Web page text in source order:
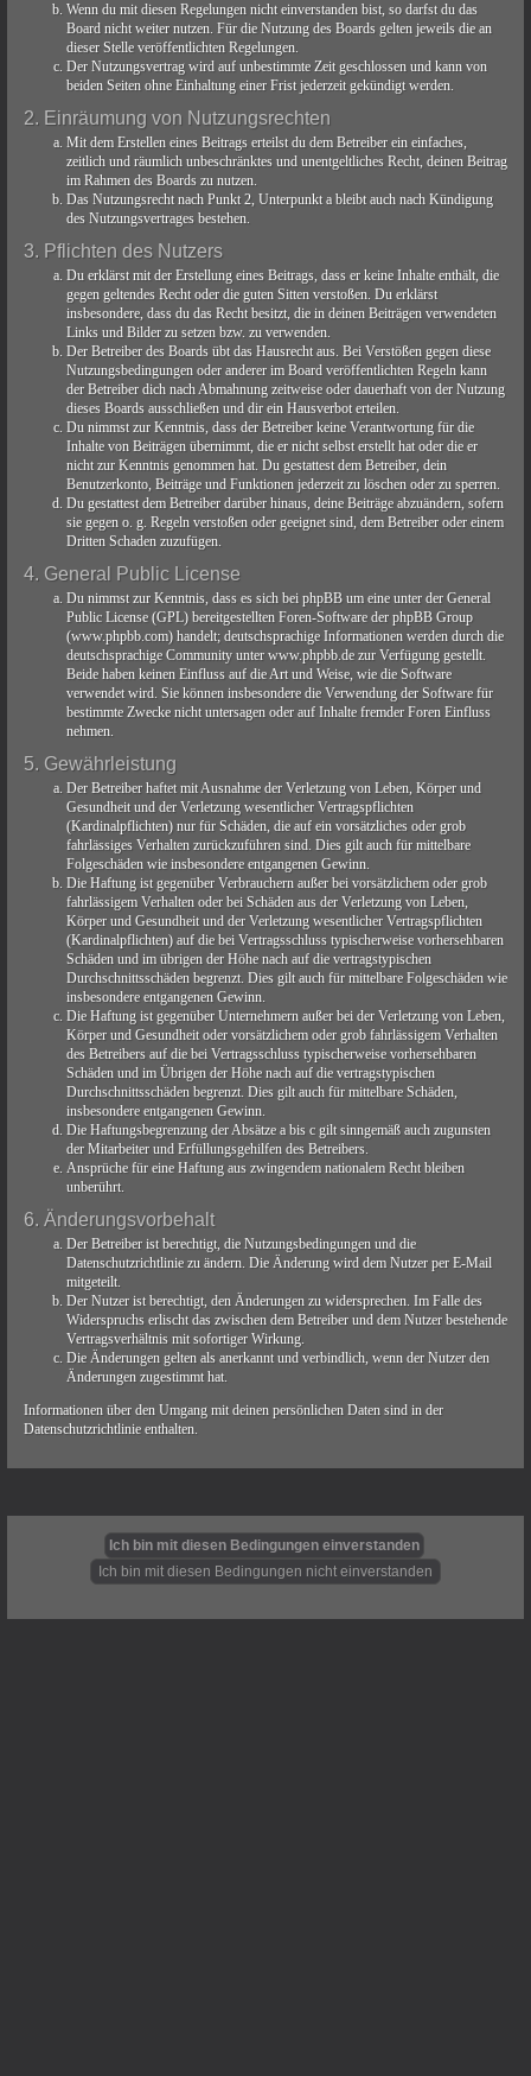
Wenn du mit diesen Regelungen nicht einverstanden bist, so darfst du das
Board nicht weiter nutzen. Für die Nutzung des Boards gelten jeweils die an
dieser Stelle veröffentlichten Regelungen.
Der Nutzungsvertrag wird auf unbestimmte Zeit geschlossen und kann von
beiden Seiten ohne Einhaltung einer Frist jederzeit gekündigt werden.
2. Einräumung von Nutzungsrechten
Mit dem Erstellen eines Beitrags erteilst du dem Betreiber ein einfaches,
zeitlich und räumlich unbeschränktes und unentgeltliches Recht, deinen Beitrag
im Rahmen des Boards zu nutzen.
Das Nutzungsrecht nach Punkt 2, Unterpunkt a bleibt auch nach Kündigung
des Nutzungsvertrages bestehen.
3. Pflichten des Nutzers
Du erklärst mit der Erstellung eines Beitrags, dass er keine Inhalte enthält, die
gegen geltendes Recht oder die guten Sitten verstoßen. Du erklärst
insbesondere, dass du das Recht besitzt, die in deinen Beiträgen verwendeten
Links und Bilder zu setzen bzw. zu verwenden.
Der Betreiber des Boards übt das Hausrecht aus. Bei Verstößen gegen diese
Nutzungsbedingungen oder anderer im Board veröffentlichten Regeln kann
der Betreiber dich nach Abmahnung zeitweise oder dauerhaft von der Nutzung
dieses Boards ausschließen und dir ein Hausverbot erteilen.
Du nimmst zur Kenntnis, dass der Betreiber keine Verantwortung für die
Inhalte von Beiträgen übernimmt, die er nicht selbst erstellt hat oder die er
nicht zur Kenntnis genommen hat. Du gestattest dem Betreiber, dein
Benutzerkonto, Beiträge und Funktionen jederzeit zu löschen oder zu sperren.
Du gestattest dem Betreiber darüber hinaus, deine Beiträge abzuändern, sofern
sie gegen o. g. Regeln verstoßen oder geeignet sind, dem Betreiber oder einem
Dritten Schaden zuzufügen.
4. General Public License
Du nimmst zur Kenntnis, dass es sich bei phpBB um eine unter der General
Public License (GPL) bereitgestellten Foren-Software der phpBB Group
(www.phpbb.com) handelt; deutschsprachige Informationen werden durch die
deutschsprachige Community unter www.phpbb.de zur Verfügung gestellt.
Beide haben keinen Einfluss auf die Art und Weise, wie die Software
verwendet wird. Sie können insbesondere die Verwendung der Software für
bestimmte Zwecke nicht untersagen oder auf Inhalte fremder Foren Einfluss
nehmen.
5. Gewährleistung
Der Betreiber haftet mit Ausnahme der Verletzung von Leben, Körper und
Gesundheit und der Verletzung wesentlicher Vertragspflichten
(Kardinalpflichten) nur für Schäden, die auf ein vorsätzliches oder grob
fahrlässiges Verhalten zurückzuführen sind. Dies gilt auch für mittelbare
Folgeschäden wie insbesondere entgangenen Gewinn.
Die Haftung ist gegenüber Verbrauchern außer bei vorsätzlichem oder grob
fahrlässigem Verhalten oder bei Schäden aus der Verletzung von Leben,
Körper und Gesundheit und der Verletzung wesentlicher Vertragspflichten
(Kardinalpflichten) auf die bei Vertragsschluss typischerweise vorhersehbaren
Schäden und im übrigen der Höhe nach auf die vertragstypischen
Durchschnittsschäden begrenzt. Dies gilt auch für mittelbare Folgeschäden wie
insbesondere entgangenen Gewinn.
Die Haftung ist gegenüber Unternehmern außer bei der Verletzung von Leben,
Körper und Gesundheit oder vorsätzlichem oder grob fahrlässigem Verhalten
des Betreibers auf die bei Vertragsschluss typischerweise vorhersehbaren
Schäden und im Übrigen der Höhe nach auf die vertragstypischen
Durchschnittsschäden begrenzt. Dies gilt auch für mittelbare Schäden,
insbesondere entgangenen Gewinn.
Die Haftungsbegrenzung der Absätze a bis c gilt sinngemäß auch zugunsten
der Mitarbeiter und Erfüllungsgehilfen des Betreibers.
Ansprüche für eine Haftung aus zwingendem nationalem Recht bleiben
unberührt.
6. Änderungsvorbehalt
Der Betreiber ist berechtigt, die Nutzungsbedingungen und die
Datenschutzrichtlinie zu ändern. Die Änderung wird dem Nutzer per E-Mail
mitgeteilt.
Der Nutzer ist berechtigt, den Änderungen zu widersprechen. Im Falle des
Widerspruchs erlischt das zwischen dem Betreiber und dem Nutzer bestehende
Vertragsverhältnis mit sofortiger Wirkung.
Die Änderungen gelten als anerkannt und verbindlich, wenn der Nutzer den
Änderungen zugestimmt hat.
Informationen über den Umgang mit deinen persönlichen Daten sind in der
Datenschutzrichtlinie enthalten.